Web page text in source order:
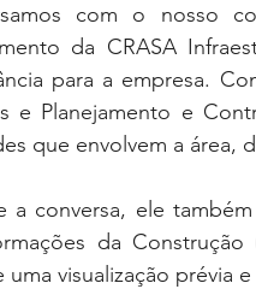
com o nosso
da CRASA
para a empresa.
e Planejamento e
que envolvem a área,
a conversa, ele
da
uma visualização prévia